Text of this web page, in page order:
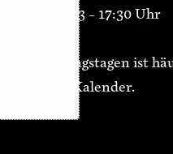
Küche 13 – 17:30 Uhr
Veranstaltungstagen ist
siehe Kalender.